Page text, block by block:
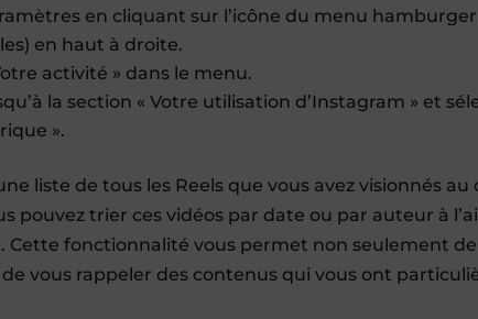
en cliquant sur l’icône du menu
en haut à droite.
activité » dans le menu.
la section « Votre utilisation d’Instagram » et
».
liste de tous les Reels que vous avez visionnés au
pouvez trier ces vidéos par date ou par auteur à
Cette fonctionnalité vous permet non seulement
de vous rappeler des contenus qui vous ont